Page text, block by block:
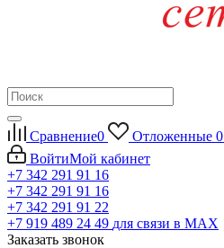
Сравнение0 Отложенные 0
ВойтиМой кабинет
+7 342 291 91 16
+7 342 291 91 16
+7 342 291 91 22
+7 919 489 24 49 для связи в МАХ
Заказать звонок